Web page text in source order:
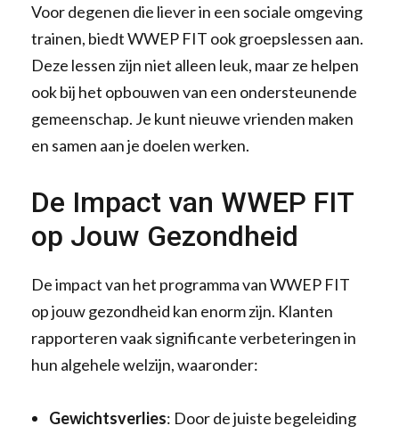
Voor degenen die liever in een sociale omgeving
trainen, biedt WWEP FIT ook groepslessen aan.
Deze lessen zijn niet alleen leuk, maar ze helpen
ook bij het opbouwen van een ondersteunende
gemeenschap. Je kunt nieuwe vrienden maken
en samen aan je doelen werken.
De Impact van WWEP FIT
op Jouw Gezondheid
De impact van het programma van WWEP FIT
op jouw gezondheid kan enorm zijn. Klanten
rapporteren vaak significante verbeteringen in
hun algehele welzijn, waaronder:
Gewichtsverlies: Door de juiste begeleiding